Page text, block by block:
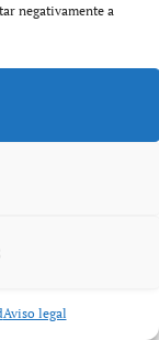
negativamente a
Aviso legal
los
deben
extrema,
o penales